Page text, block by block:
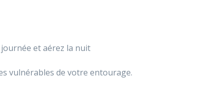
et aérez la nuit
vulnérables de votre entourage.